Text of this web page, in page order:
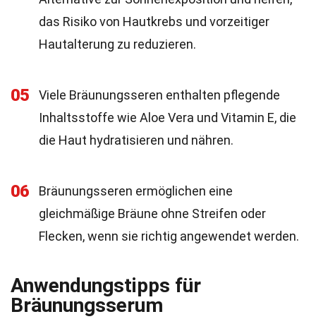
das Risiko von Hautkrebs und vorzeitiger
Hautalterung zu reduzieren.
05
Viele Bräunungsseren enthalten pflegende
Inhaltsstoffe wie Aloe Vera und Vitamin E, die
die Haut hydratisieren und nähren.
06
Bräunungsseren ermöglichen eine
gleichmäßige Bräune ohne Streifen oder
Flecken, wenn sie richtig angewendet werden.
Anwendungstipps für
Bräunungsserum